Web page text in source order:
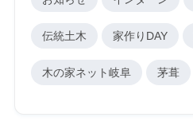
伝統土木 家作りDAY
木の家ネット岐阜 茅葺